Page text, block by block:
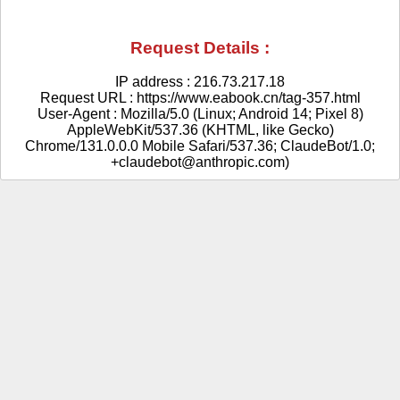
Request Details :
IP address : 216.73.217.18
Request URL : https://www.eabook.cn/tag-357.html
User-Agent : Mozilla/5.0 (Linux; Android 14; Pixel 8)
AppleWebKit/537.36 (KHTML, like Gecko)
Chrome/131.0.0.0 Mobile Safari/537.36; ClaudeBot/1.0;
+claudebot@anthropic.com)